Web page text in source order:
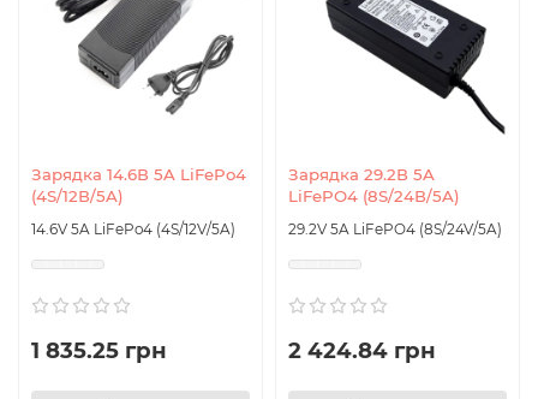
Зарядка 14.6В 5A LiFePo4
(4S/12В/5A)
14.6V 5A LiFePo4 (4S/12V/5A)
1 835.25 грн
Зарядка 29.2В 5A
LiFePO4 (8S/24В/5A)
29.2V 5A LiFePO4 (8S/24V/5A)
2 424.84 грн